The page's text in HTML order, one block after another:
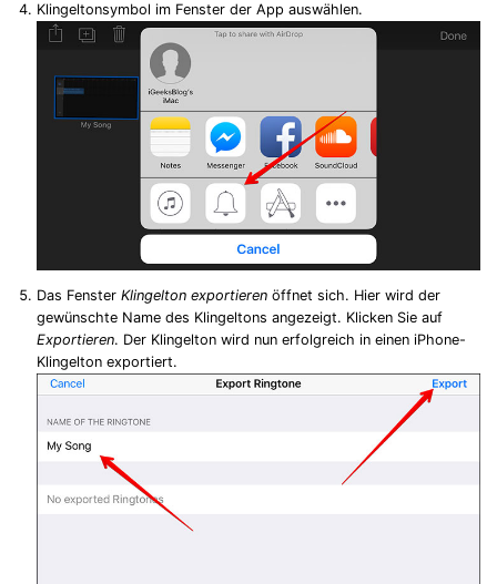
Klingeltonsymbol im Fenster der App auswählen.
Das Fenster Klingelton exportieren öffnet sich. Hier wird der
gewünschte Name des Klingeltons angezeigt. Klicken Sie auf
Exportieren. Der Klingelton wird nun erfolgreich in einen iPhone-
Klingelton exportiert.